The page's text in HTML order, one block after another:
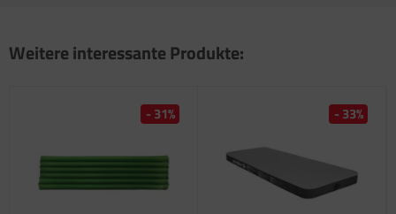
Weitere interessante Produkte:
- 31% - 33%